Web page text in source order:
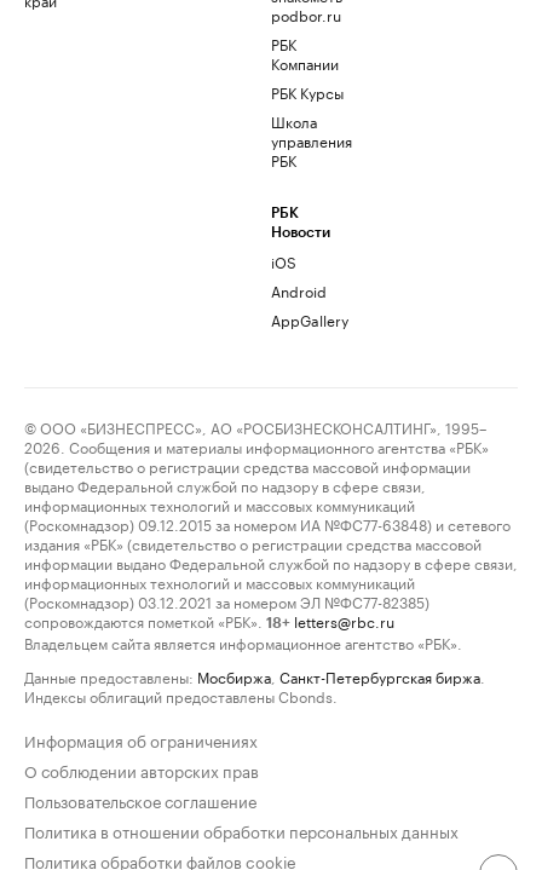
podbor.ru
РБК
Компании
РБК Курсы
Школа
управления
РБК
РБК
Новости
iOS
Android
AppGallery
© ООО «БИЗНЕСПРЕСС», АО «РОСБИЗНЕСКОНСАЛТИНГ», 1995–
2026. Сообщения и материалы информационного агентства «РБК»
(свидетельство о регистрации средства массовой информации
выдано Федеральной службой по надзору в сфере связи,
информационных технологий и массовых коммуникаций
(Роскомнадзор) 09.12.2015 за номером ИА №ФС77-63848) и сетевого
издания «РБК» (свидетельство о регистрации средства массовой
информации выдано Федеральной службой по надзору в сфере связи,
информационных технологий и массовых коммуникаций
(Роскомнадзор) 03.12.2021 за номером ЭЛ №ФС77-82385)
сопровождаются пометкой «РБК».
18+ letters@rbc.ru
Владельцем сайта является информационное агентство «РБК».
Данные предоставлены: Мосбиржа Санкт-Петербургская биржа
Индексы облигаций предоставлены Cbonds.
Информация об ограничениях
О соблюдении авторских прав
Пользовательское соглашение
Политика в отношении обработки персональных данных
Политика обработки файлов cookie